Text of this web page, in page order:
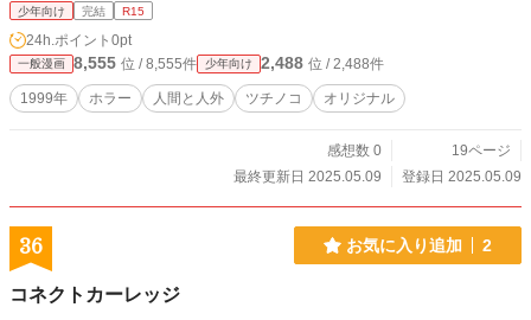
少年向け 完結 R15
24h.ポイント 0pt
一般漫画 8,555 位 / 8,555件 少年向け 2,488 位 / 2,488件
1999年 ホラー 人間と人外 ツチノコ オリジナル
感想数 0
19ページ
最終更新日 2025.05.09
登録日 2025.05.09
36 お気に入り追加 2
コネクトカーレッジ